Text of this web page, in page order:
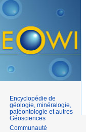
Encyclopédie de
géologie, minéralogie,
paléontologie et autres
Géosciences
Communauté